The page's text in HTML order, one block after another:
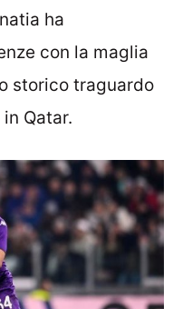
ha
con la maglia
storico traguardo
in Qatar.